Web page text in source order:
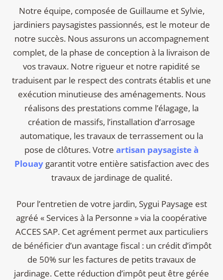
Notre équipe, composée de Guillaume et Sylvie,
jardiniers paysagistes passionnés, est le moteur de
notre succès. Nous assurons un accompagnement
complet, de la phase de conception à la livraison de
vos travaux. Notre rigueur et notre rapidité se
traduisent par le respect des contrats établis et une
exécution minutieuse des aménagements. Nous
réalisons des prestations comme l’élagage, la
création de massifs, l’installation d’arrosage
automatique, les travaux de terrassement ou la
pose de clôtures. Votre artisan paysagiste à
Plouaygarantit votre entière satisfaction avec des
travaux de jardinage de qualité.
Pour l’entretien de votre jardin, Sygui Paysage est
agréé « Services à la Personne » via la coopérative
ACCES SAP. Cet agrément permet aux particuliers
de bénéficier d’un avantage fiscal : un crédit d’impôt
de 50% sur les factures de petits travaux de
jardinage. Cette réduction d’impôt peut être gérée